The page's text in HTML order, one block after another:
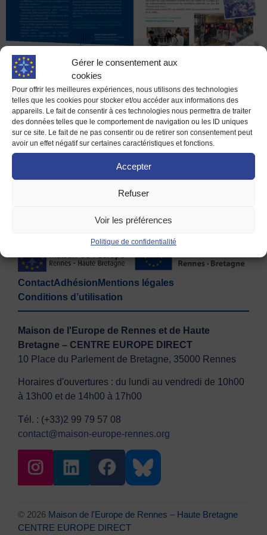
Gérer le consentement aux
cookies
Pour offrir les meilleures expériences, nous utilisons des technologies
telles que les cookies pour stocker et/ou accéder aux informations des
appareils. Le fait de consentir à ces technologies nous permettra de traiter
des données telles que le comportement de navigation ou les ID uniques
sur ce site. Le fait de ne pas consentir ou de retirer son consentement peut
avoir un effet négatif sur certaines caractéristiques et fonctions.
Accepter
Refuser
Voir les préférences
Politique de confidentialité
Chaque année, la commune nouvelle réalise environ 4
journaux municipaux intitulé « Maen Roch Mag’ ». Pour
l’édition de décembre 2020, Madame Jeanne-Françoise
HUTIN, Présidente de la Maison de l’Europe de Rennes et
Haute Bretagne a pu s’exprimer sur une double page parmi
l’actualité maenroquoise. Ce numéro sera distribué courant
de semaines dans plus 2 500 de […]
ContactAdhésion Mentions légales
Conditions d’utilisation
Maison de l'Europe de Rennes et de Haute
Bretagne – CENTRE EUROPE DIRECT
10 Place du Parlement de Bretagne, 35000 Rennes
Horaires d'ouvertures : du lundi au vendredi de 10h00
à 13h00 et de 14h00 à 17h00
Tél. : (+33)2 99 79 57 08
contact@maison-europe-rennes.org
© 2026 Maison de l'Europe de Rennes – Haute Bretagne
CENTRE EUROPE DIRECT